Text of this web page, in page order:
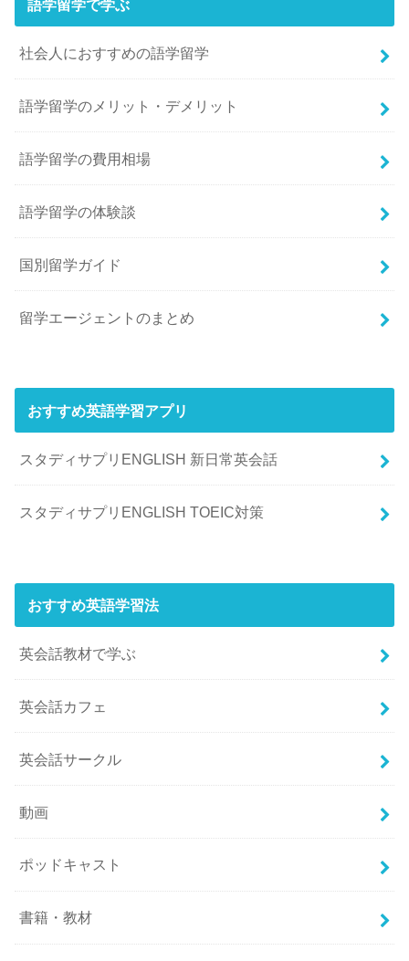
語学留学で学ぶ
社会人におすすめの語学留学
語学留学のメリット・デメリット
語学留学の費用相場
語学留学の体験談
国別留学ガイド
留学エージェントのまとめ
おすすめ英語学習アプリ
スタディサプリENGLISH 新日常英会話
スタディサプリENGLISH TOEIC対策
おすすめ英語学習法
英会話教材で学ぶ
英会話カフェ
英会話サークル
動画
ポッドキャスト
書籍・教材